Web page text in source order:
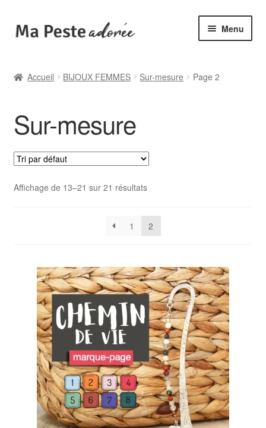
Aller
à
Aller
au
Menu
✙ Bienfaits
ℹ️ Infos pratiques
👤 Mon compte
Accueil BIJOUX FEMMES Sur-mesure Page 2
Sur-mesure
Affichage de 13–21 sur 21 résultats
1 2